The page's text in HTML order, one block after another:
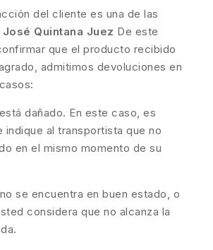
del cliente es una de las
José Quintana Juez De este
que el producto recibido
admitimos devoluciones en
dañado. En este caso, es
indique al transportista que no
en el mismo momento de su
se encuentra en buen estado, o
considera que no alcanza la